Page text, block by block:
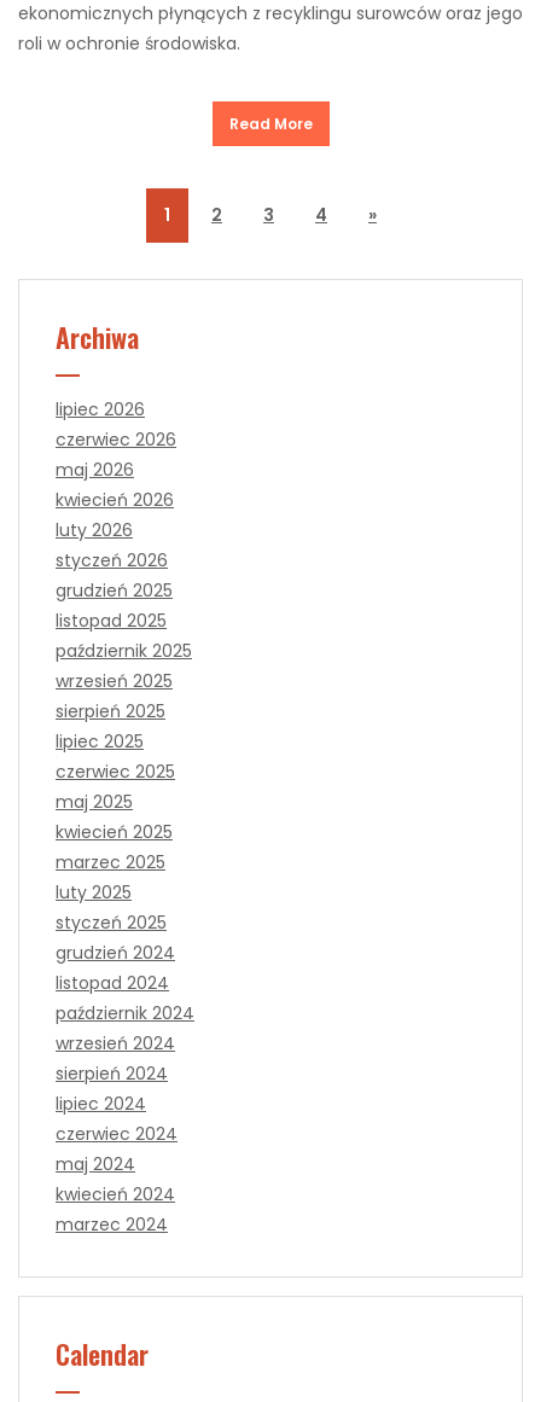
ekonomicznych płynących z recyklingu surowców oraz jego
roli w ochronie środowiska.
Read More
1 2 3 4 »
Archiwa
lipiec 2026
czerwiec 2026
maj 2026
kwiecień 2026
luty 2026
styczeń 2026
grudzień 2025
listopad 2025
październik 2025
wrzesień 2025
sierpień 2025
lipiec 2025
czerwiec 2025
maj 2025
kwiecień 2025
marzec 2025
luty 2025
styczeń 2025
grudzień 2024
listopad 2024
październik 2024
wrzesień 2024
sierpień 2024
lipiec 2024
czerwiec 2024
maj 2024
kwiecień 2024
marzec 2024
Calendar